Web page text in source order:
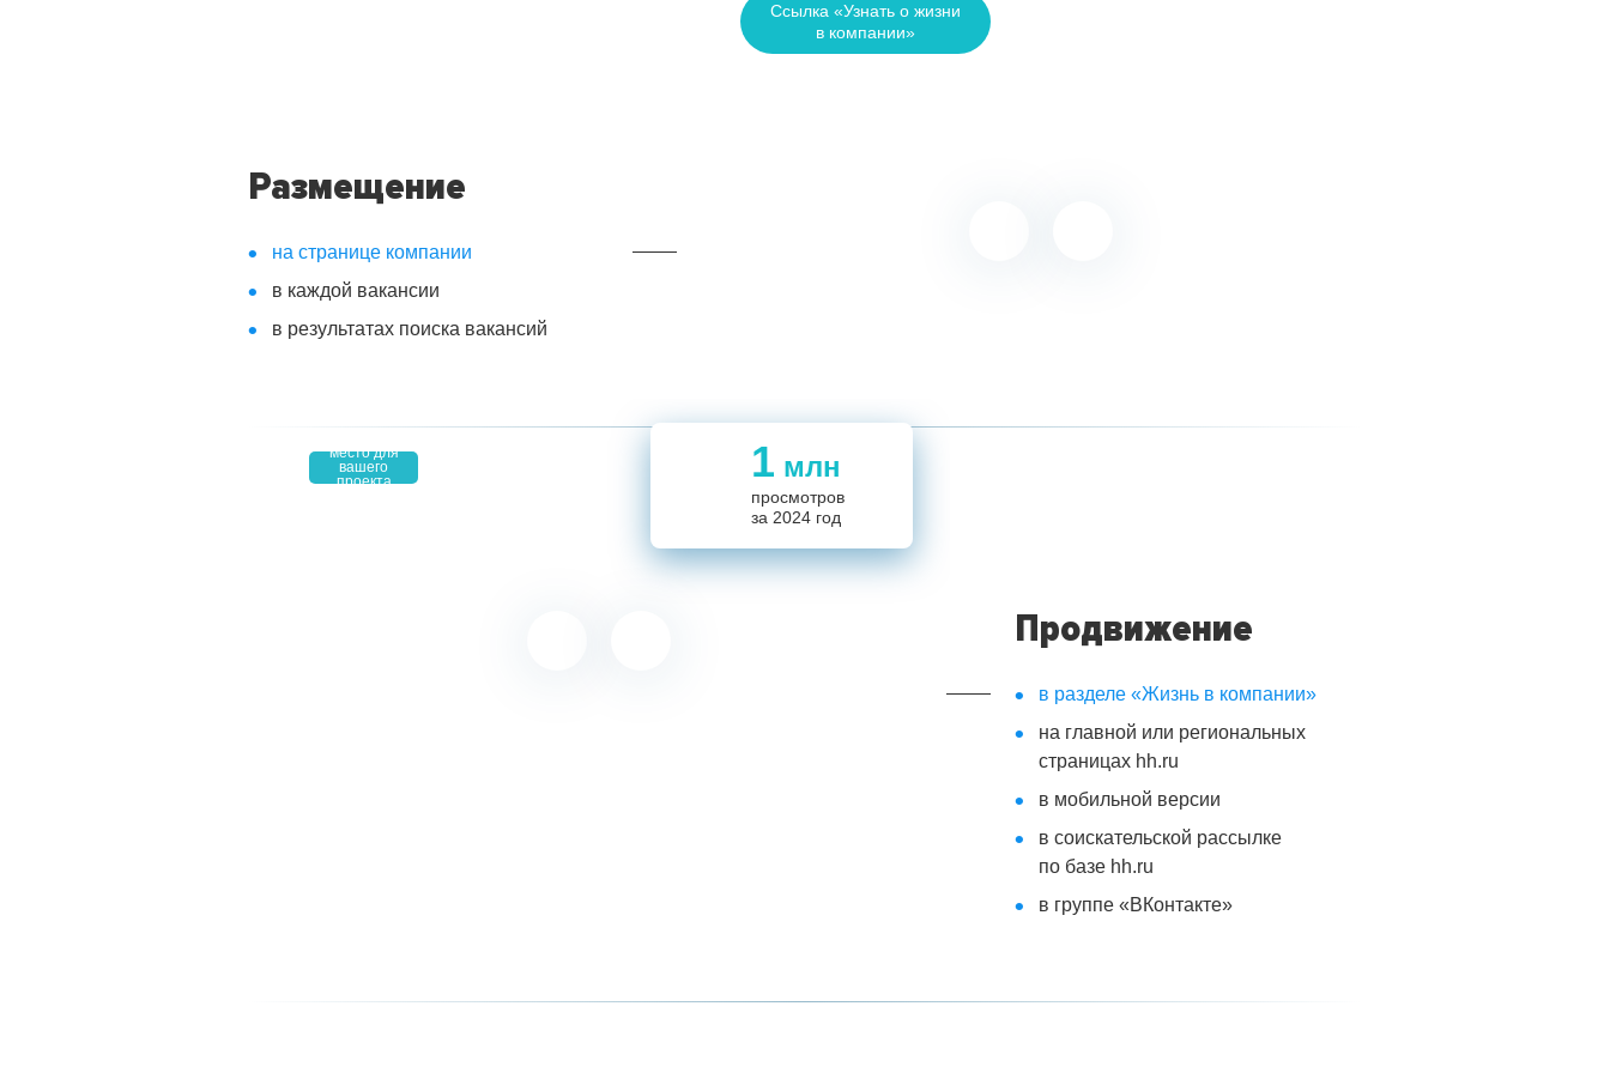
Размещение
на странице компании
в каждой вакансии
в результатах поиска вакансий
Ссылка «Узнать о жизни
в компании»
694
место для
вашего
проекта
1 млн
просмотров
за 2024 год
5,5
14
694
1
Продвижение
в разделе «Жизнь в компании»
на главной или региональных
страницах hh.ru
в мобильной версии
в соискательской рассылке
по базе hh.ru
в группе «ВКонтакте»